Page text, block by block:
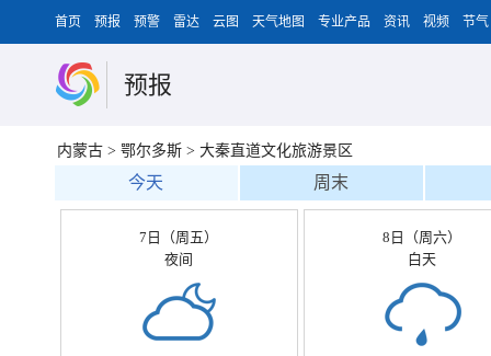
首页 预报 预警 雷达 云图 天气地图 专业产品 资讯 视频 节气
预报
内蒙古 > 鄂尔多斯 > 大秦直道文化旅游景区
今天 周末
7日（周五）
夜间
8日（周六）
白天